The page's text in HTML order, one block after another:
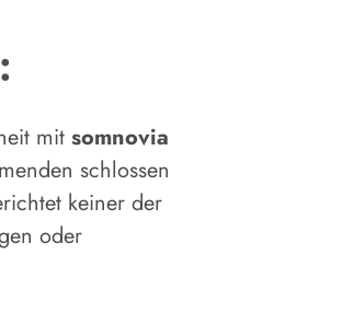
mit somnovia
schlossen
keiner der
oder